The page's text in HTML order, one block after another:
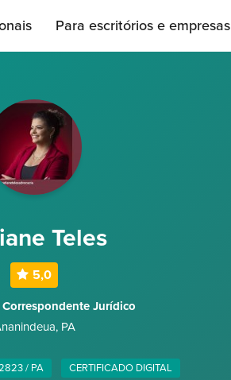
Para escritórios e empresas
Teles
5,0
Jurídico
, PA
/ PA CERTIFICADO DIGITAL